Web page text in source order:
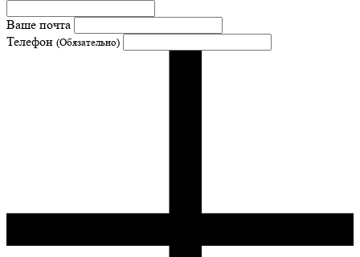
Ваше почта
Телефон (Обязательно)